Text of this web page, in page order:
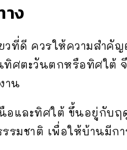
ง
วที่ดี ควรให้ความสำ
ศตะวันตกหรือทิศใต้
าน
และทิศใต้ ขึ้นอยู่กับ
รมชาติ เพื่อให้บ้านมี